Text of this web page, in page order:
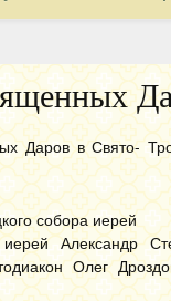
Даров в Свято-
собора иерей
Александр
Олег